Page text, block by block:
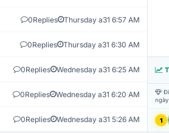
0Replies Thursday a31 6:57 AM
0Replies Thursday a31 6:30 AM
0Replies Wednesday a31 6:25 AM
0Replies Wednesday a31 6:20 AM
0Replies Wednesday a31 5:26 AM 1